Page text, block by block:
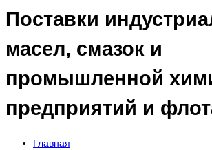
Поставки
масел, смазок и
промышленной
предприятий и
Главная